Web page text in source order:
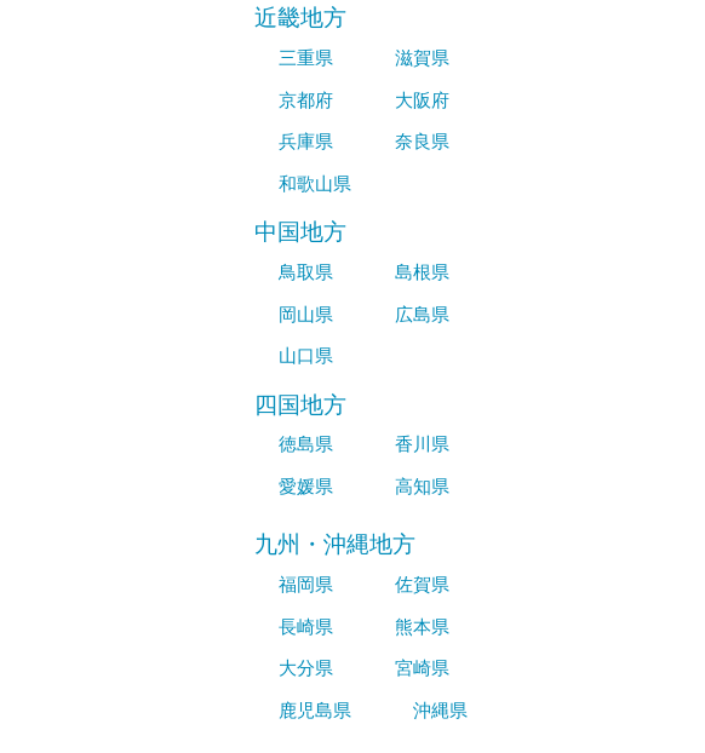
近畿地方
三重県
滋賀県
京都府
大阪府
兵庫県
奈良県
和歌山県
中国地方
鳥取県
島根県
岡山県
広島県
山口県
四国地方
徳島県
香川県
愛媛県
高知県
九州・沖縄地方
福岡県
佐賀県
長崎県
熊本県
大分県
宮崎県
鹿児島県
沖縄県